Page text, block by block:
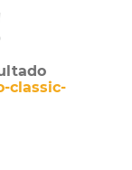
classic-
32 PIEZAS
PIEZAS ALUMINIO